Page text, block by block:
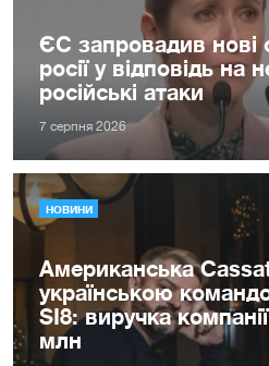
ЄС запровадив нові
росії у відповідь на
російські атаки
7 серпня 2026
НОВИНИ
Американська
українською
SI8: виручка
млн